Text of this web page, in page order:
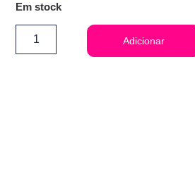
Em stock
Adicionar